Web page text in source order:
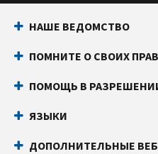
НАШЕ ВЕДОМСТВО
ПОМНИТЕ О СВОИХ
ПОМОЩЬ В
ЯЗЫКИ
ДОПОЛНИТЕЛЬНЫЕ